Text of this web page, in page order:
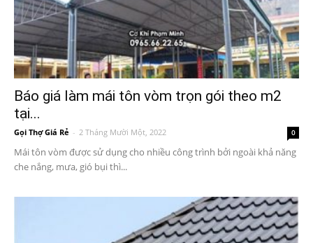
Báo giá làm mái tôn vòm trọn gói theo m2
tại...
Gọi Thợ Giá Rẻ - 2 Tháng Mười Một, 2022 0
Mái tôn vòm được sử dụng cho nhiều công trình bởi ngoài khả năng
che nắng, mưa, gió bụi thì...